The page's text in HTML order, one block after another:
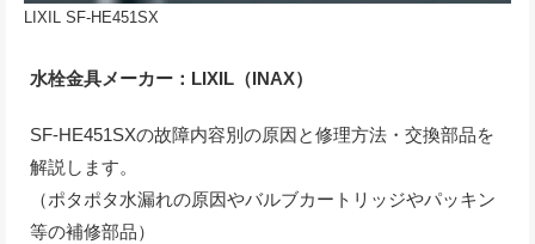
LIXIL SF-HE451SX
水栓金具メーカー：LIXIL（INAX）
SF-HE451SXの故障内容別の原因と修理方法・交換部品を
解説します。
（ポタポタ水漏れの原因やバルブカートリッジやパッキン
等の補修部品）